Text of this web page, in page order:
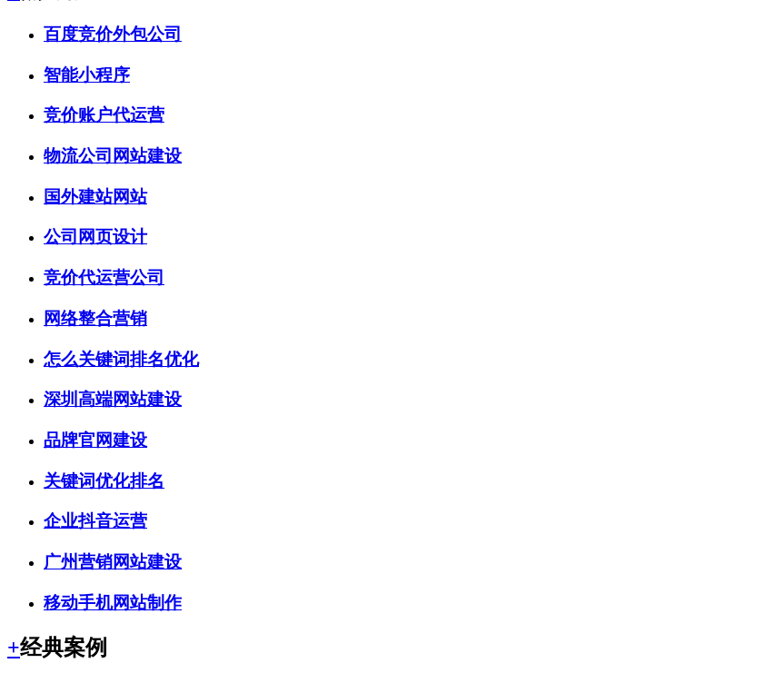
百度竞价外包公司
智能小程序
竞价账户代运营
物流公司网站建设
国外建站网站
公司网页设计
竞价代运营公司
网络整合营销
怎么关键词排名优化
深圳高端网站建设
品牌官网建设
关键词优化排名
企业抖音运营
广州营销网站建设
移动手机网站制作
+经典案例